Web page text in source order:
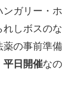
ガリー・ホ
れしボスのな
薬の事前準備
平日開催なの